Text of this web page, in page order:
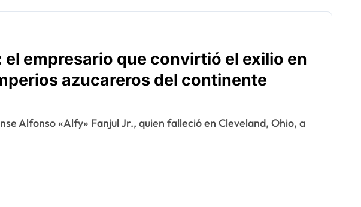
el empresario que convirtió el exilio en
azucareros del continente